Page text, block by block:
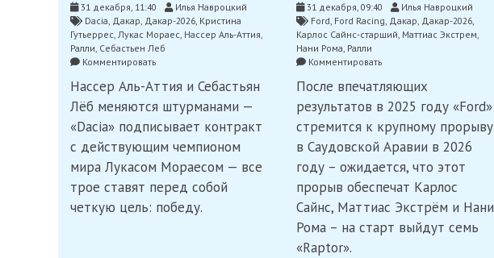
31 декабря, 11:40
Илья Навроцкий
Dacia, Дакар, Дакар-2026, Кристина
Гутьеррес, Лукас Мораес, Нассер Аль-Аттия,
Ралли, Себастьен Леб
Комментироватьon
стремится
к
победе
на
ралли
Аль-
Аттия
Лёб
Нассер Аль-Аттия и Себастьян
Лёб меняются штурманами —
«Dacia» подписывает контракт
с действующим чемпионом
мира Лукасом Мораесом — все
трое ставят перед собой
четкую цель: победу.
31 декабря, 09:40
Илья Навроцкий
Ford, Ford Racing, Дакар, Дакар-2026,
Карлос Сайнс-старший, Маттиас Экстрем,
Нани Рома, Ралли
Комментироватьon
Сайнс
и
убеждены:
«Ford»
может
выиграть
ралли
После впечатляющих
результатов в 2025 году «Ford»
стремится к крупному прорыву
в Саудовской Аравии в 2026
году – ожидается, что этот
прорыв обеспечат Карлос
Сайнс, Маттиас Экстрём и Нани
Рома – на старт выйдут семь
«Raptor».